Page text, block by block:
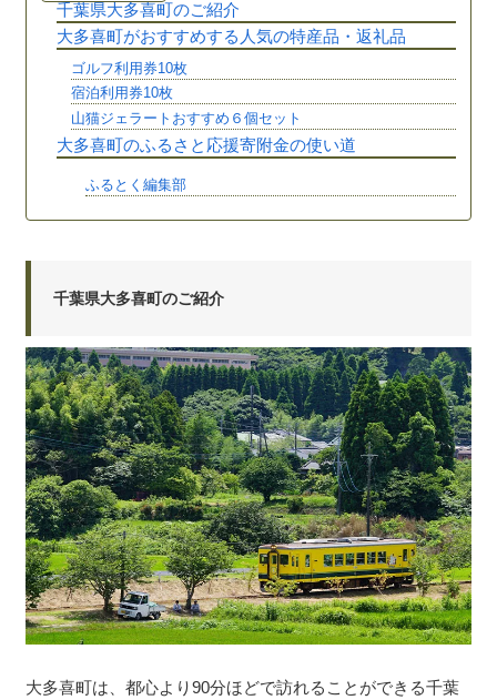
千葉県大多喜町のご紹介
大多喜町がおすすめする人気の特産品・返礼品
ゴルフ利用券10枚
宿泊利用券10枚
山猫ジェラートおすすめ６個セット
大多喜町のふるさと応援寄附金の使い道
ふるとく編集部
千葉県大多喜町のご紹介
大多喜町は、都心より90分ほどで訪れることができる千葉